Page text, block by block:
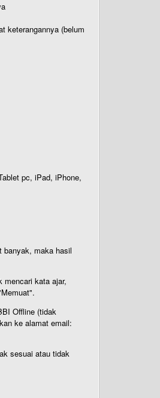
keterangannya (belum
pc, iPad, iPhone,
banyak, maka hasil
mencari kata ajar,
Offline (tidak
ke alamat email:
sesuai atau tidak